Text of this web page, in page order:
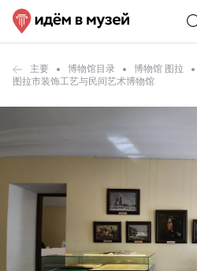
主要 博物馆目录
博物馆 图拉
图拉市装饰工艺与民间艺术博物馆